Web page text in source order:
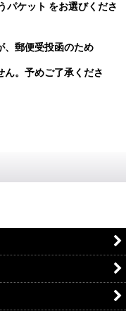
パケット をお選びくださ
、郵便受投函のため
。 予めご了承くださ